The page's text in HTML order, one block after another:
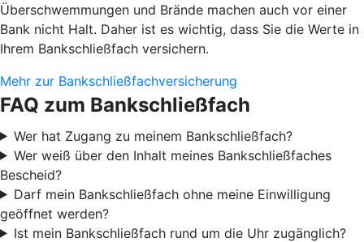
Überschwemmungen und Brände machen auch vor einer
Bank nicht Halt. Daher ist es wichtig, dass Sie die Werte in
Ihrem Bankschließfach versichern.
Mehr zur Bankschließfachversicherung
FAQ zum Bankschließfach
Wer hat Zugang zu meinem Bankschließfach?
Wer weiß über den Inhalt meines Bankschließfaches
Bescheid?
Darf mein Bankschließfach ohne meine Einwilligung
geöffnet werden?
Ist mein Bankschließfach rund um die Uhr zugänglich?